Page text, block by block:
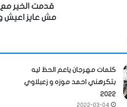
قدمت الخير
مش عايز اعيش
كلمات مهرجان ياعم الحظ ليه
بتكرهني احمد موزه و زعبلاوي
2022
2022-03-04